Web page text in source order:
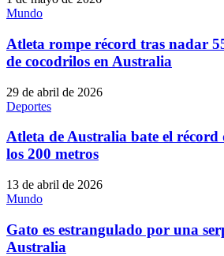
Mundo
Atleta rompe récord tras nadar
de cocodrilos en Australia
29 de abril de 2026
Deportes
Atleta de Australia bate el récord
los 200 metros
13 de abril de 2026
Mundo
Gato es estrangulado por una
Australia